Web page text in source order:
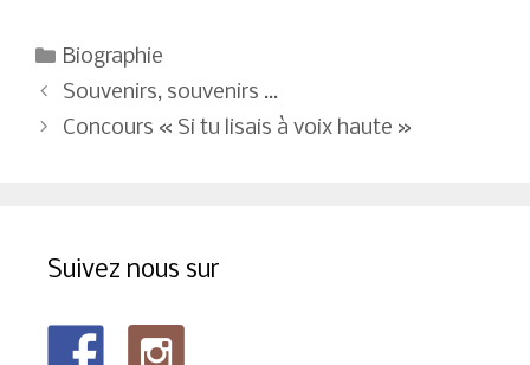
Catégories
Biographie
Navigation
des
Souvenirs, souvenirs …
Concours « Si tu lisais à voix haute »
Suivez nous sur